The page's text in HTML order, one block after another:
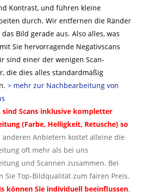
Kontrast, und führen kleine
durch. Wir entfernen die Ränder
Bild gerade aus. Also alles, was
Sie hervorragende Negativscans
sind einer der wenigen Scan-
die dies alles standardmäßig
> mehr zur Nachbearbeitung von
sind Scans inklusive kompletter
(Farbe, Helligkeit, Retusche) so
Anbietern kostet alleine die
oft mehr als bei uns
und Scannen zusammen. Bei
Sie Top-Bildqualität zum fairen Preis.
können Sie individuell beeinflussen.